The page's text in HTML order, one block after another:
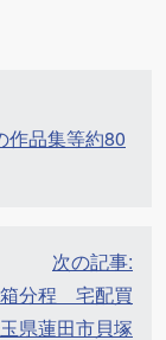
作品集等約80
次の記事:
分程 宅配買
県蓮田市貝塚